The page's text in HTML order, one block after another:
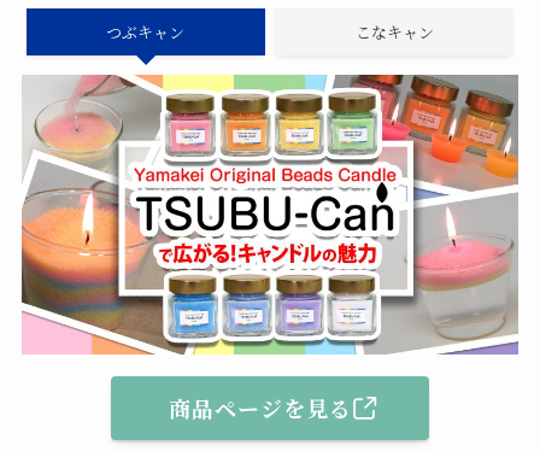
つぶキャン こなキャン
商品ページを見る